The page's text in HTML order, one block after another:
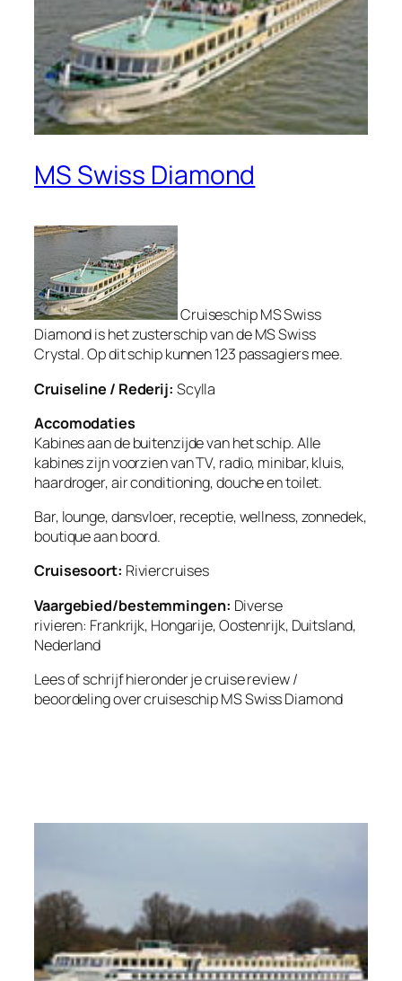
MS Swiss Diamond
Cruiseschip MS Swiss
Diamond is het zusterschip van de MS Swiss
Crystal. Op dit schip kunnen 123 passagiers mee.
Cruiseline / Rederij: Scylla
Accomodaties
Kabines aan de buitenzijde van het schip. Alle
kabines zijn voorzien van TV, radio, minibar, kluis,
haardroger, air conditioning, douche en toilet.
Bar, lounge, dansvloer, receptie, wellness, zonnedek,
boutique aan boord.
Cruisesoort: Riviercruises
Vaargebied/bestemmingen: Diverse
rivieren: Frankrijk, Hongarije, Oostenrijk, Duitsland,
Nederland
Lees of schrijf hieronder je cruise review /
beoordeling over cruiseschipMS Swiss Diamond